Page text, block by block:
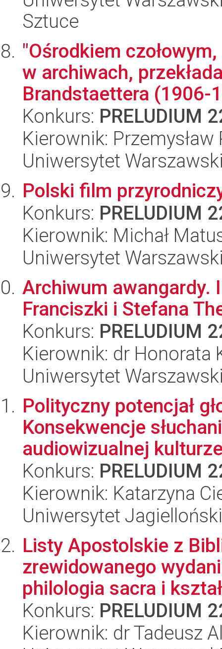
Sztuce
"Ośrodkiem
w archiwach,
Brandstaettera (1906-
Konkurs: PRELUDIUM
Kierownik: Przemysław
Uniwersytet
Polski film
Konkurs: PRELUDIUM
Kierownik: Michał
Uniwersytet
Archiwum awangardy.
Franciszki i Stefana
Konkurs: PRELUDIUM
Kierownik: dr Honorata
Uniwersytet
Polityczny potencjał
Konsekwencje
audiowizualnej
Konkurs: PRELUDIUM
Kierownik: Katarzyna
Uniwersytet
Listy Apostolskie z
zrewidowanego
philologia sacra i
Konkurs: PRELUDIUM
Kierownik: dr Tadeusz